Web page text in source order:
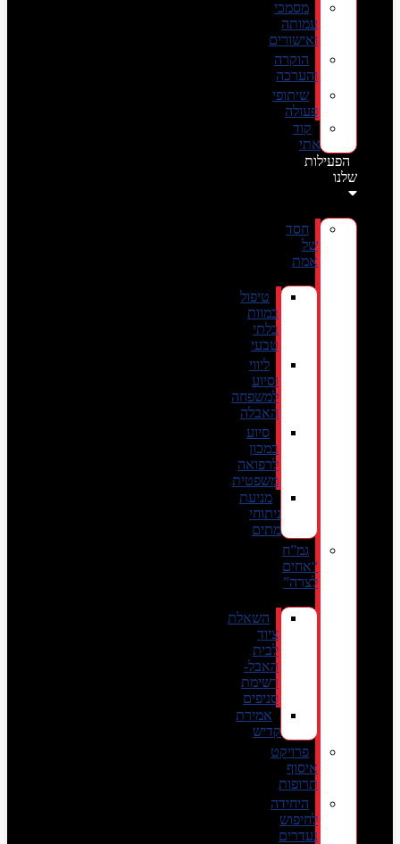
מסמכי
עמותה
ואישורים
הוקרה
והערכה
שיתופי
פעולה
קוד
אתי
הפעילות
שלנו
חסד
של
אמת
טיפול
במוות
בלתי
טבעי
ליווי
וסיוע
למשפחה
האבלה
סיוע
במכון
לרפואה
משפטית
מניעת
ניתוחי
מתים
גמ”ח
“אחים
לצרה”
השאלת
ציוד
לבית
האבל-
רשימת
סניפים
אמירת
קדיש
פרויקט
איסוף
תרופות
היחידה
לחיפוש
נעדרים